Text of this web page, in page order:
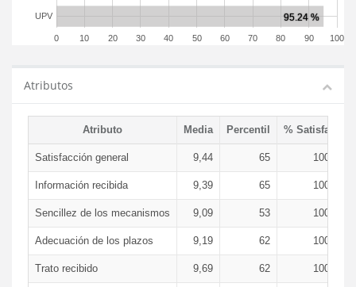
0 10 20 30 40 50 60 70 80 90 100
UPV
Atributos
Atributo Media Percentil % Satisfacción
Satisfacción general 9,44 65 100,00 %
Información recibida 9,39 65 100,00 %
Sencillez de los mecanismos 9,09 53 100,00 %
Adecuación de los plazos 9,19 62 100,00 %
Trato recibido 9,69 62 100,00 %